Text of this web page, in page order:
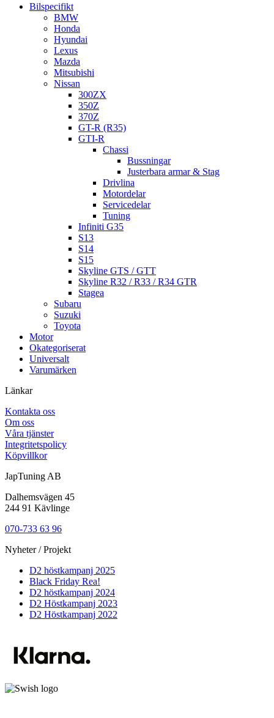
Bilspecifikt
BMW
Honda
Hyundai
Lexus
Mazda
Mitsubishi
Nissan
300ZX
350Z
370Z
GT-R (R35)
GTI-R
Chassi
Bussningar
Justerbara armar & Stag
Drivlina
Motordelar
Servicedelar
Tuning
Infiniti G35
S13
S14
S15
Skyline GTS / GTT
Skyline R32 / R33 / R34 GTR
Stagea
Subaru
Suzuki
Toyota
Motor
Okategoriserat
Universalt
Varumärken
Länkar
Kontakta oss
Om oss
Våra tjänster
Integritetspolicy
Köpvillkor
JapTuning AB
Dalhemsvägen 45
244 91 Kävlinge
070-733 63 96
Nyheter / Projekt
D2 höstkampanj 2025
Black Friday Rea!
D2 höstkampanj 2024
D2 Höstkampanj 2023
D2 Höstkampanj 2022